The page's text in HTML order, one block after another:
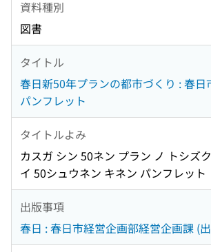
資料種別
図書
タイトル
春日新50年プランの都市づくり : 春日
パンフレット
タイトルよみ
カスガ シン 50ネン プラン ノ トシズ
イ 50シュウネン キネン パンフレット
出版事項
春日 : 春日市経営企画部経営企画課 (